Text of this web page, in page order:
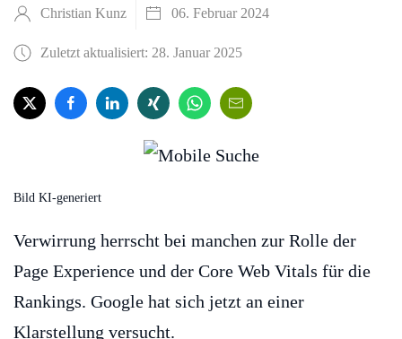
Christian Kunz 06. Februar 2024
Zuletzt aktualisiert: 28. Januar 2025
Bild KI-generiert
Verwirrung herrscht bei manchen zur Rolle der
Page Experience und der Core Web Vitals für die
Rankings. Google hat sich jetzt an einer
Klarstellung versucht.